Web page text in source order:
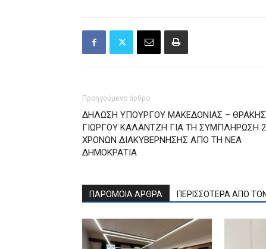
Προηγούμενο άρθρο
ΔΗΛΩΣΗ ΥΠΟΥΡΓΟΥ ΜΑΚΕΔΟΝΙΑΣ – ΘΡΑΚΗΣ
ΓΙΩΡΓΟΥ ΚΑΛΑΝΤΖΗ ΓΙΑ ΤΗ ΣΥΜΠΛΗΡΩΣΗ 2
ΧΡΟΝΩΝ ΔΙΑΚΥΒΕΡΝΗΣΗΣ ΑΠΟ ΤΗ ΝΕΑ
ΔΗΜΟΚΡΑΤΙΑ
ΠΑΡΟΜΟΙΑ ΑΡΘΡΑ ΠΕΡΙΣΣΟΤΕΡΑ ΑΠΟ